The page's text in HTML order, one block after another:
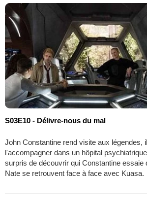
S03E10 - Délivre-nous du mal
John Constantine rend visite aux légendes,
l'accompagner dans un hôpital
surpris de découvrir qui Constantine essaie
Nate se retrouvent face à face avec Kuasa.